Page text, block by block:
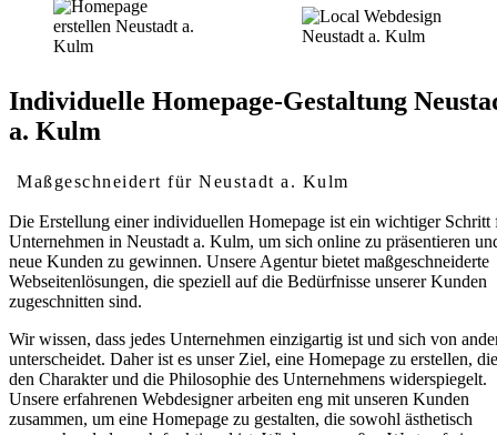
Individuelle Homepage-Gestaltung
a. Kulm
Maßgeschneidert für Neustadt a. Kulm
Die Erstellung einer individuellen Homepage ist ein wichtiger Schritt
Unternehmen in Neustadt a. Kulm, um sich online zu präsentieren
neue Kunden zu gewinnen. Unsere Agentur bietet maßgeschneiderte
Webseitenlösungen, die speziell auf die Bedürfnisse unserer Kunden
zugeschnitten sind.
Wir wissen, dass jedes Unternehmen einzigartig ist und sich von
unterscheidet. Daher ist es unser Ziel, eine Homepage zu erstellen, die
den Charakter und die Philosophie des Unternehmens widerspiegelt.
Unsere erfahrenen Webdesigner arbeiten eng mit unseren Kunden
zusammen, um eine Homepage zu gestalten, die sowohl ästhetisch